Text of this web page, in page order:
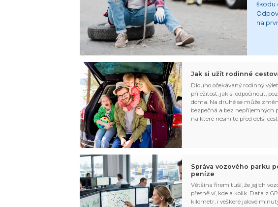
škodu
na
Jak si užít rodinné
Dlouho očekávaný rodinný
příležitost, jak si odpočinout,
doma. Na druhé se může
bezpečná a bez nepříjemných
na které nesmíte před delší
Správa vozového parku
peníze
Většina firem tuší, že jejich
přesně ví, kde a kolik. Data z
kilometr, i veškeré jalové